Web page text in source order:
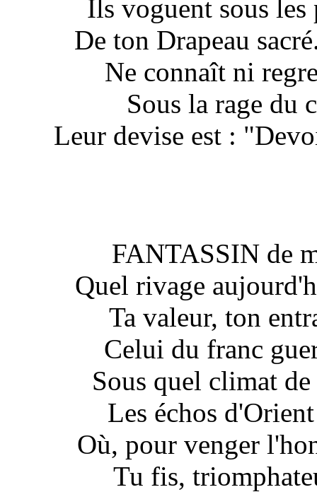
Ils voguent sous
De ton Drapeau
Ne connaît ni
Sous la rage du
Leur devise est :
FANTASSIN de
Quel rivage
Ta valeur, ton
Celui du franc
Sous quel climat
Les échos
Où, pour venger
Tu fis,